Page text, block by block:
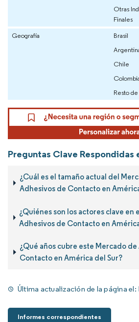
Otras
Finales
Geografía
Brasil
Chile
Resto
Preguntas Clave Respondidas
¿Cuál es el tamaño actual del
Adhesivos de Contacto en
¿Quiénes son los actores clave en
Adhesivos de Contacto en
¿Qué años cubre este Mercado
Contacto en América del Sur?
Última actualización de la página el:
Informes correspondientes